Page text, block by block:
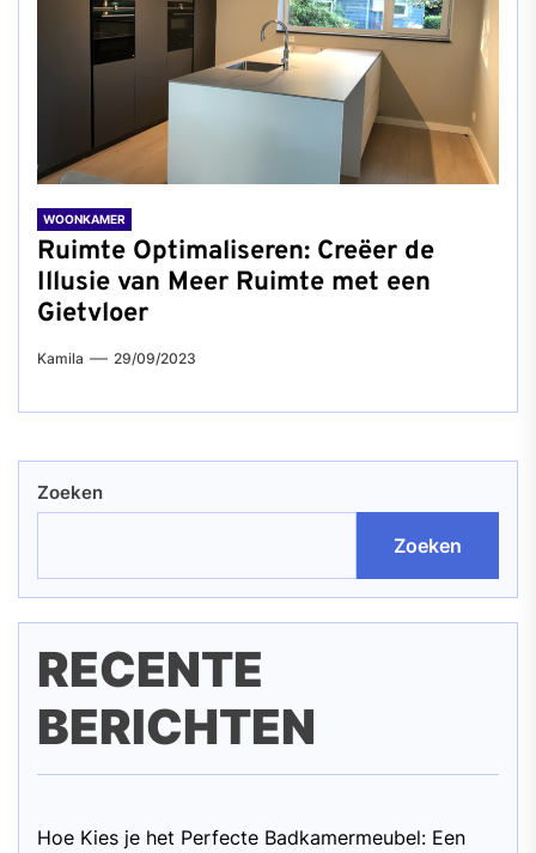
WOONKAMER
Ruimte Optimaliseren: Creëer de
Illusie van Meer Ruimte met een
Gietvloer
Kamila 29/09/2023
Zoeken
Zoeken
RECENTE
BERICHTEN
Hoe Kies je het Perfecte Badkamermeubel: Een